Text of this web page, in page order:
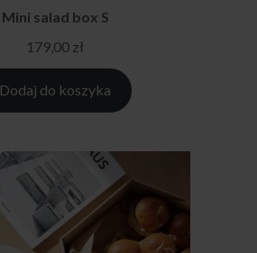
Mini salad box S
179,00 zł
Dodaj do koszyka